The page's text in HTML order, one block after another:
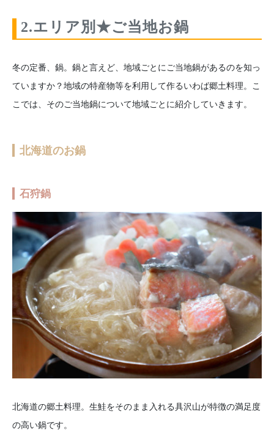
2.エリア別★ご当地お鍋
冬の定番、鍋。鍋と言えど、地域ごとにご当地鍋があるのを知っ
ていますか？地域の特産物等を利用して作るいわば郷土料理。こ
こでは、そのご当地鍋について地域ごとに紹介していきます。
北海道のお鍋
石狩鍋
北海道の郷土料理。生鮭をそのまま入れる具沢山が特徴の満足度
の高い鍋です。